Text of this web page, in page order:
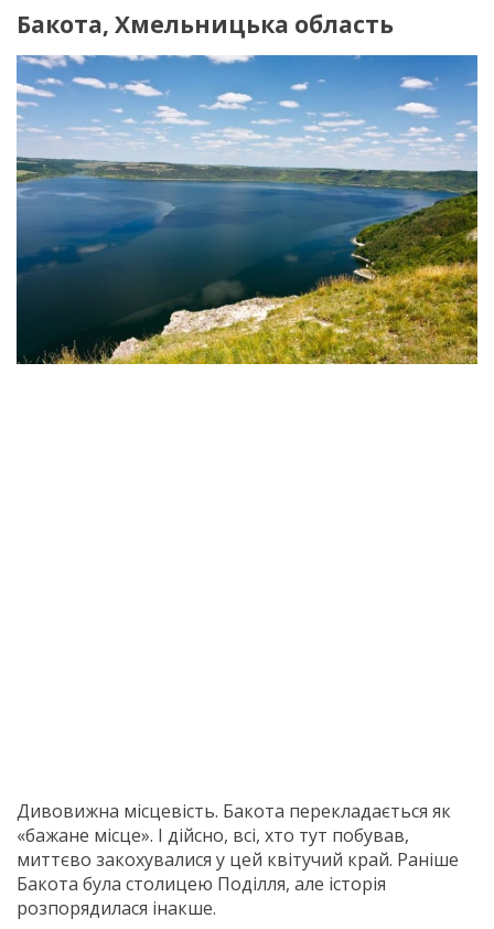
Бакота, Хмельницька область
Дивовижна місцевість. Бакота перекладається як
«бажане місце». І дійсно, всі, хто тут побував,
миттєво закохувалися у цей квітучий край. Раніше
Бакота була столицею Поділля, але історія
розпорядилася інакше.